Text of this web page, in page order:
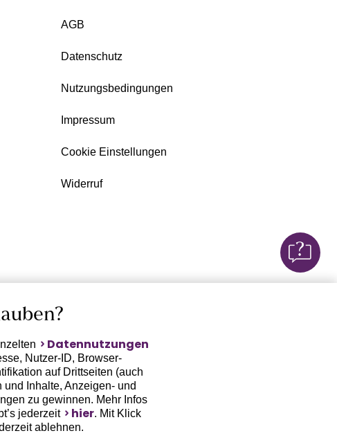
AGB
Datenschutz
Nutzungsbedingungen
Impressum
Cookie Einstellungen
Widerruf
Datennutzungen
Nutzer-ID, Browser-
auf Drittseiten (auch
Inhalte, Anzeigen- und
zu gewinnen. Mehr Infos
jederzeit
hier. Mit Klick
ablehnen.